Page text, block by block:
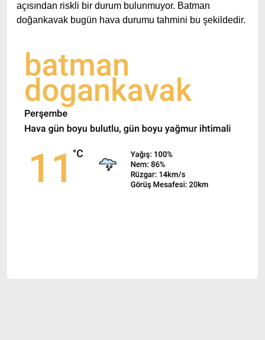
açısından riskli bir durum bulunmuyor. Batman
doğankavak bugün hava durumu tahmini bu şekildedir.